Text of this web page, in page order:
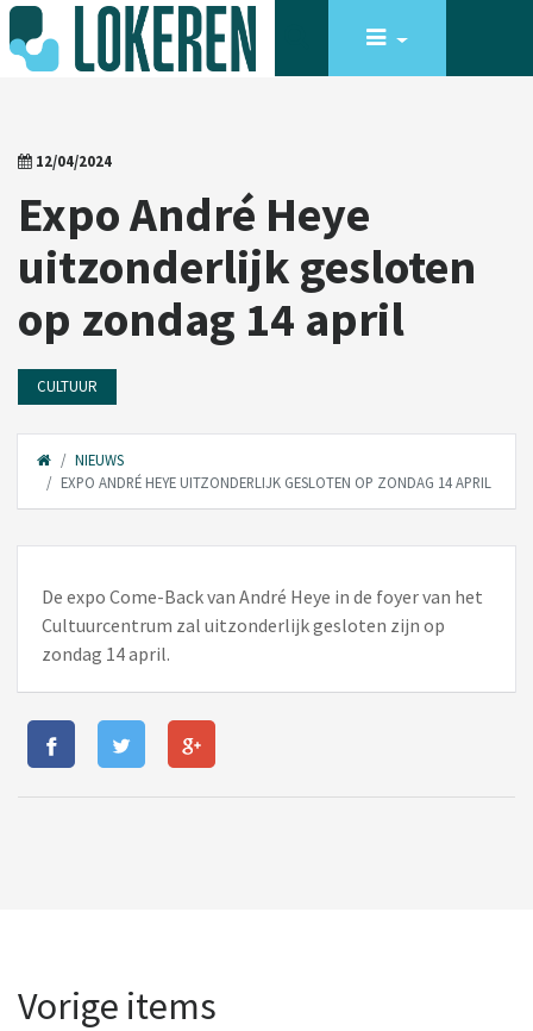
12/04/2024
Expo André Heye
uitzonderlijk gesloten
op zondag 14 april
CULTUUR
NIEUWS
EXPO ANDRÉ HEYE UITZONDERLIJK GESLOTEN OP ZONDAG 14 APRIL
De expo Come-Back van André Heye in de foyer van het
Cultuurcentrum zal uitzonderlijk gesloten zijn op
zondag 14 april.
Vorige items